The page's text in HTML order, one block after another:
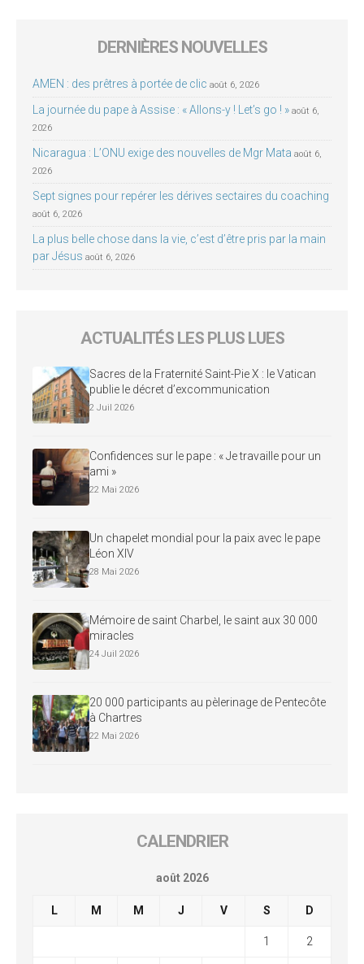
DERNIÈRES NOUVELLES
AMEN : des prêtres à portée de clic août 6, 2026
La journée du pape à Assise : « Allons-y ! Let’s go ! » août 6,
2026
Nicaragua : L’ONU exige des nouvelles de Mgr Mata août 6,
2026
Sept signes pour repérer les dérives sectaires du coaching
août 6, 2026
La plus belle chose dans la vie, c’est d’être pris par la main
par Jésus août 6, 2026
ACTUALITÉS LES PLUS LUES
Sacres de la Fraternité Saint-Pie X : le Vatican
publie le décret d’excommunication
2 Juil 2026
Confidences sur le pape : « Je travaille pour un
ami »
22 Mai 2026
Un chapelet mondial pour la paix avec le pape
Léon XIV
28 Mai 2026
Mémoire de saint Charbel, le saint aux 30 000
miracles
24 Juil 2026
20 000 participants au pèlerinage de Pentecôte
à Chartres
22 Mai 2026
CALENDRIER
août 2026
L M M J V S D
1 2